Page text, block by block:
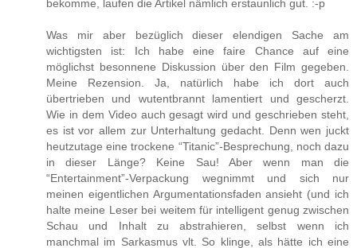
bekomme, laufen die Artikel nämlich erstaunlich gut. :-p
Was mir aber bezüglich dieser elendigen Sache am
wichtigsten ist: Ich habe eine faire Chance auf eine
möglichst besonnene Diskussion über den Film gegeben.
Meine Rezension. Ja, natürlich habe ich dort auch
übertrieben und wutentbrannt lamentiert und gescherzt.
Wie in dem Video auch gesagt wird und geschrieben steht,
es ist vor allem zur Unterhaltung gedacht. Denn wen juckt
heutzutage eine trockene “Titanic”-Besprechung, noch dazu
in dieser Länge? Keine Sau! Aber wenn man die
“Entertainment”-Verpackung wegnimmt und sich nur
meinen eigentlichen Argumentationsfaden ansieht (und ich
halte meine Leser bei weitem für intelligent genug zwischen
Schau und Inhalt zu abstrahieren, selbst wenn ich
manchmal im Sarkasmus vlt. So klinge, als hätte ich eine